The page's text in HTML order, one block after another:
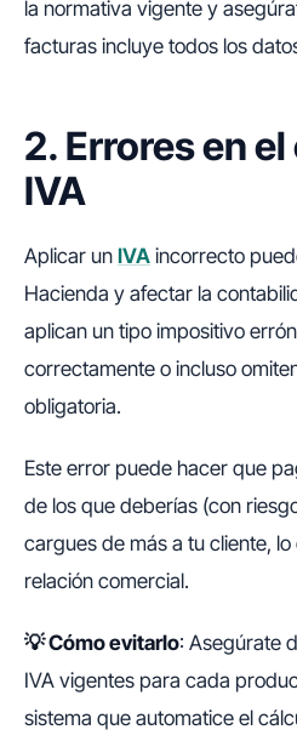
la normativa vigente y
facturas incluye todos los
2. Errores en
IVA
Aplicar un IVA incorrecto
Hacienda y afectar la
aplican un tipo impositivo
correctamente o incluso
obligatoria.
Este error puede hacer que
de los que deberías (con
cargues de más a tu cliente,
relación comercial.
💡Cómo evitarlo: Asegúrate
IVA vigentes para cada
sistema que automatice el